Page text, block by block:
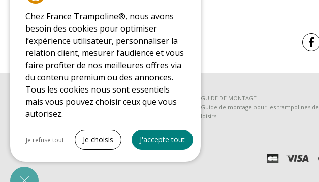
Read customer reviews
Guide d'achat pour les trampolines de loisirs
GUIDE DE MONTAGE
Guide de montage pour les trampolines de
loisirs
Chez France Trampoline®, nous avons
besoin des cookies pour optimiser
l’expérience utilisateur, personnaliser la
relation client, mesurer l’audience et vous
faire profiter de nos meilleures offres via
du contenu premium ou des annonces.
Tous les cookies nous sont essentiels
mais vous pouvez choisir ceux que vous
autorisez.
Cookies nécessaires
Je refuse tout Je choisis J'accepte tout